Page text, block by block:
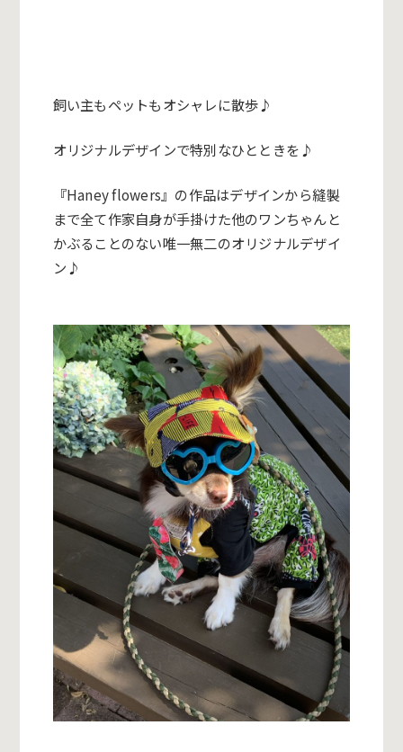
飼い主もペットもオシャレに散歩♪
オリジナルデザインで特別なひとときを♪
『Haney flowers』の作品はデザインから縫製
まで全て作家自身が手掛けた他のワンちゃんと
かぶることのない唯一無二のオリジナルデザイ
ン♪